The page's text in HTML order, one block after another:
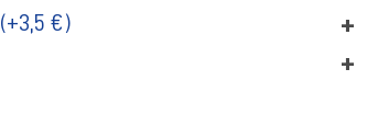
(+3,5 €) +
+